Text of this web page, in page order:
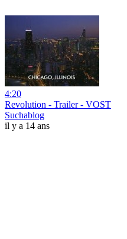
4:20
Revolution - Trailer - VOST
Suchablog
il y a 14 ans